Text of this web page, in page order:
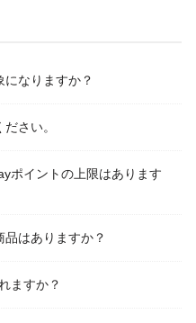
なりますか？
さい。
ポイントの上限はあります
はありますか？
ますか？